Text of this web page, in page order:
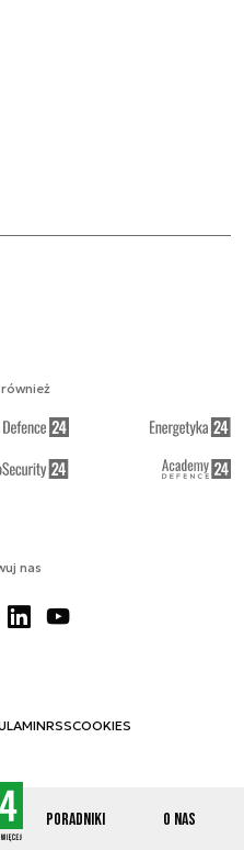
Poradniki O nas
nas
RSSCOOKIES